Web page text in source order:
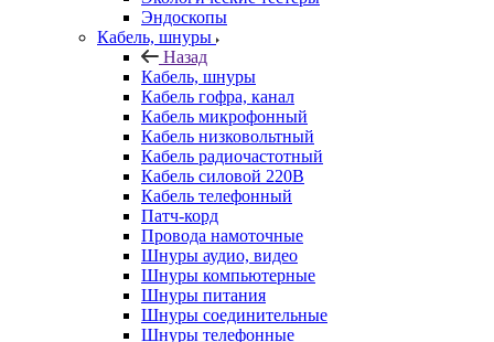
Эндоскопы
Кабель, шнуры
Назад
Кабель, шнуры
Кабель гофра, канал
Кабель микрофонный
Кабель низковольтный
Кабель радиочастотный
Кабель силовой 220В
Кабель телефонный
Патч-корд
Провода намоточные
Шнуры аудио, видео
Шнуры компьютерные
Шнуры питания
Шнуры соединительные
Шнуры телефонные